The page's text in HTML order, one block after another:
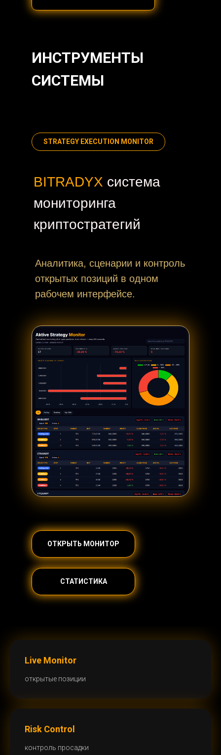
ИНСТРУМЕНТЫ
СИСТЕМЫ
BITRADYX система
мониторинга
криптостратегий
Аналитика, сценарии и контроль
открытых позиций в одном
рабочем интерфейсе.
STRATEGY EXECUTION MONITOR
ОТКРЫТЬ МОНИТОР
СТАТИСТИКА
Live Monitor
открытые позиции
Risk Control
контроль просадки